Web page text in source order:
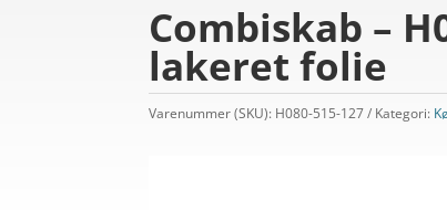
Combiskab –
lakeret folie
Varenummer (SKU): H080-515-127 Kategori: